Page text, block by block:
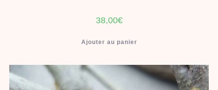
38,00€
Ajouter au panier